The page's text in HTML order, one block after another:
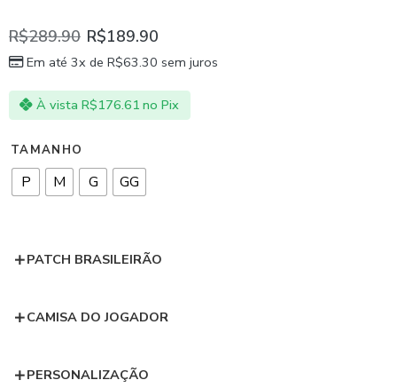
R$289.90 R$189.90
Em até 3x de R$63.30 sem juros
À vista R$176.61 no Pix
TAMANHO
P M G GG
PATCH BRASILEIRÃO
CAMISA DO JOGADOR
PERSONALIZAÇÃO